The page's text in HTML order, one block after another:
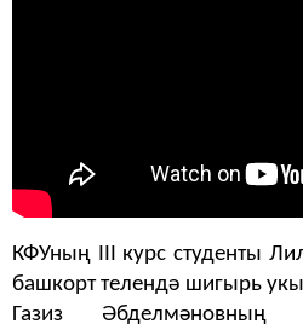
КФУның III курс студенты
башкорт телендә шигырь
Газиз Әбделмәновның